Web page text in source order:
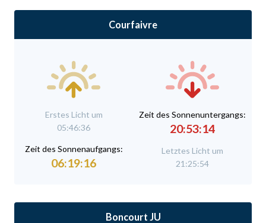
Courfaivre
Erstes Licht um
05:46:36
Zeit des Sonnenaufgangs:
06:19:16
Zeit des Sonnenuntergangs:
20:53:14
Letztes Licht um
21:25:54
Boncourt JU